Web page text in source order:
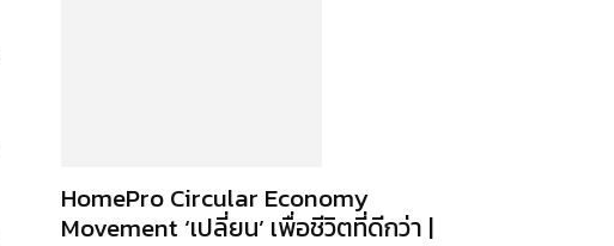
HomePro Circular Economy
Movement ‘เปลี่ยน’ เพื่อชีวิตที่ดีกว่า |